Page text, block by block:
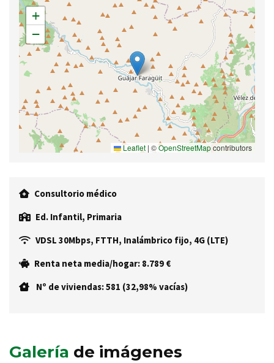
+
−
Leaflet | ©OpenStreetMapcontributors
Consultorio médico
Ed. Infantil, Primaria
VDSL 30Mbps, FTTH, Inalámbrico fijo, 4G (LTE)
Renta neta media/hogar: 8.789 €
Nº de viviendas: 581 (32,98% vacías)
Galería de imágenes